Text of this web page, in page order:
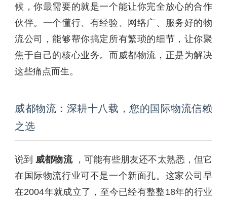
候，你最需要的就是一个能让你完全放心的合作
伙伴。一个懂行、有经验、网络广、服务好的物
流公司，能够帮你搞定所有繁琐的细节，让你聚
焦于自己的核心业务。而威都物流，正是为解决
这些痛点而生。
威都物流：深耕十八载，您的国际物流信赖
之选
说到威都物流 ，可能有些朋友还不太熟悉，但它
在国际物流行业可不是一个新面孔。这家公司早
在2004年就成立了，至今已经有整整18年的行业